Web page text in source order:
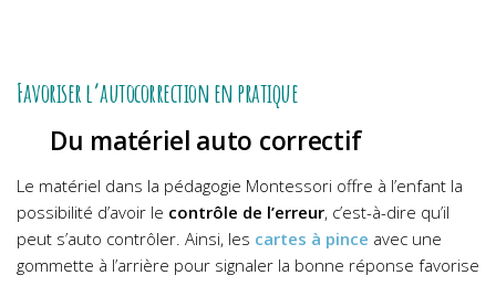
Favoriser l’autocorrection en pratique
Du matériel auto correctif
Le matériel dans la pédagogie Montessori offre à l’enfant la
possibilité d’avoir le contrôle de l’erreur, c’est-à-dire qu’il
peut s’auto contrôler. Ainsi, les cartes à pince avec une
gommette à l’arrière pour signaler la bonne réponse favorise